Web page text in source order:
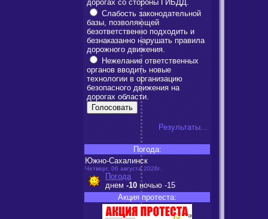
дорогах со стороны ГИБДД.
Слабость законодательной
базы, позволяющей
безответственно подходить и
безнаказанно нарушать правила
дорожного движения.
Нежелание ответственных
органов вводить новые
технологии в организацию
безопасного движения на
дорогах области.
Результаты...
Погода:
Южно-Сахалинск
Четверг, 06 августа 2026г.
Погода
днем -10 ночью -15
Акция протеста: